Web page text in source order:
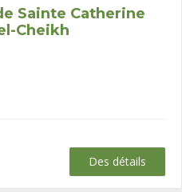
Sainte Catherine
Cheikh
Des détails